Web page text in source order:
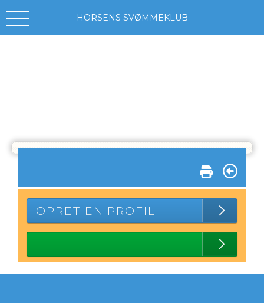
HORSENS SVØMMEKLUB
OPRET EN PROFIL